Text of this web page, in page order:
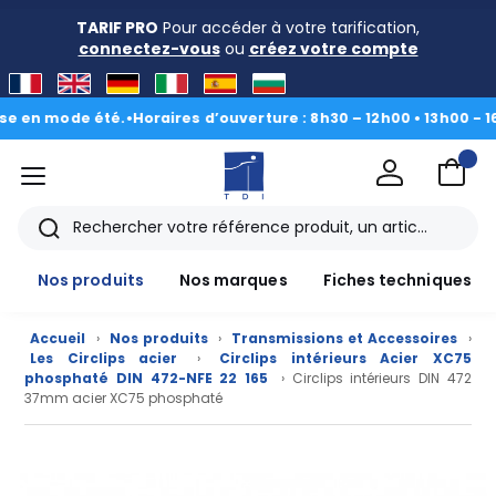
TARIF PRO Pour accéder à votre tarification,
connectez-vousou créez votre compte
mode été.•Horaires d’ouverture : 8h30 – 12h00 • 13h00 - 16h30|
menu
Rechercher
Nos produits
Nos marques Fiches techniques
Accueil › Nos produits › Transmissions et Accessoires
›
Les Circlips acier
›
Circlips intérieurs Acier XC75
phosphaté DIN 472-NFE 22 165
› Circlips intérieurs DIN 472
37mm acier XC75 phosphaté